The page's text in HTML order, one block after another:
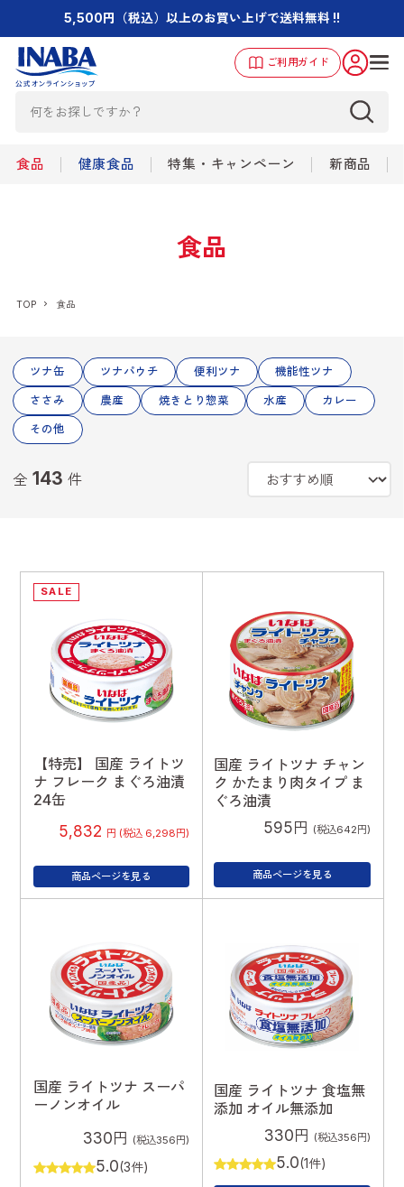
5,500円（税込）以上のお買い上げで送料無料 !!
ご利用ガイド
食品 健康食品 特集・キャンペーン 新商品
食品
TOP 食品
ツナ缶 ツナパウチ 便利ツナ 機能性ツナ
ささみ 農産 焼きとり惣菜 水産 カレー
その他
全 143 件
SALE
【特売】 国産 ライトツ
ナ フレーク まぐろ油漬
24缶
5,832 円 (税込 6,298円)
商品ページを見る
国産 ライトツナ チャン
ク かたまり肉タイプ ま
ぐろ油漬
595円 (税込642円)
商品ページを見る
国産 ライトツナ スーパ
ーノンオイル
330円 (税込356円)
5.0(3件)
国産 ライトツナ 食塩無
添加 オイル無添加
330円 (税込356円)
5.0(1件)